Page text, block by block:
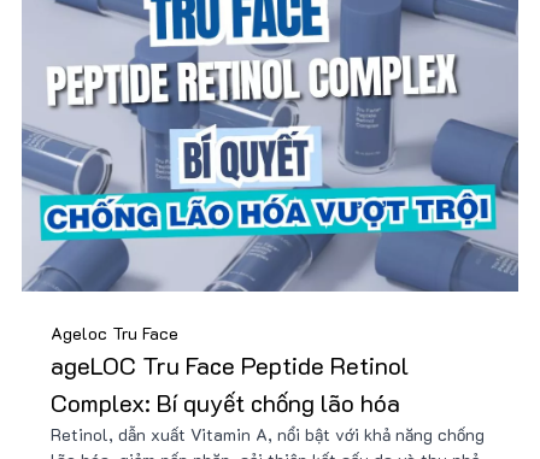
Ageloc Tru Face
ageLOC Tru Face Peptide Retinol
Complex: Bí quyết chống lão hóa
Retinol, dẫn xuất Vitamin A, nổi bật với khả năng chống